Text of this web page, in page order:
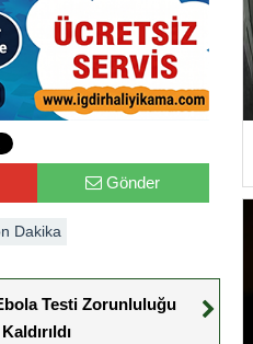
Gönder
Dakika
Testi Zorunluluğu
Kaldırıldı